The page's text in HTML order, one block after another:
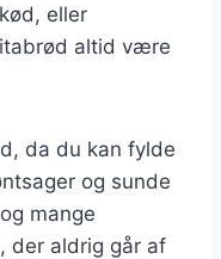
eller
altid være
da du kan fylde
og sunde
mange
der aldrig går af